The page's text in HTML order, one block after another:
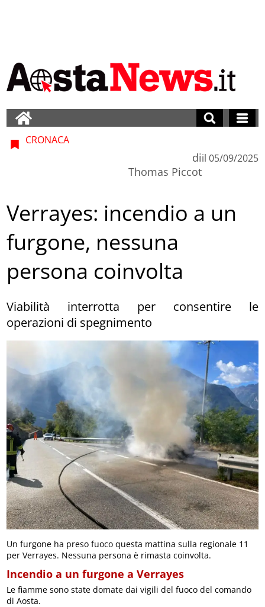
CRONACA
di
Thomas Piccot
il 05/09/2025
Verrayes: incendio a un
furgone, nessuna
persona coinvolta
Viabilità interrotta per consentire le
operazioni di spegnimento
Un furgone ha preso fuoco questa mattina sulla regionale 11
per Verrayes. Nessuna persona è rimasta coinvolta.
Incendio a un furgone a Verrayes
Le fiamme sono state domate dai vigili del fuoco del comando
di Aosta.